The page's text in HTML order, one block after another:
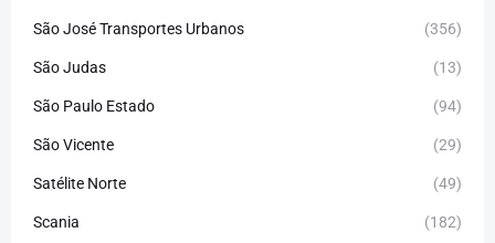
São José Transportes Urbanos (356)
São Judas (13)
São Paulo Estado (94)
São Vicente (29)
Satélite Norte (49)
Scania (182)